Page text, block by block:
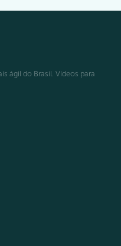
ágil do Brasil. Vídeos para